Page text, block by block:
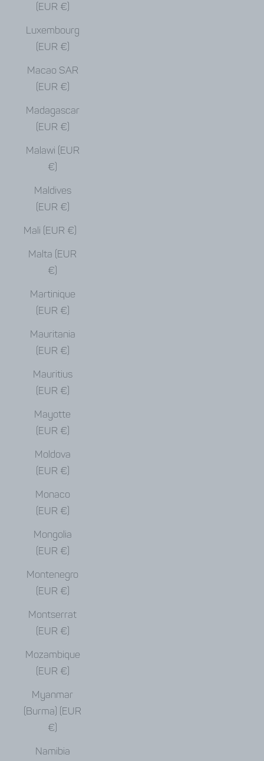
(EUR €)
Luxembourg
(EUR €)
Macao SAR
(EUR €)
Madagascar
(EUR €)
Malawi (EUR
€)
Maldives
(EUR €)
Mali (EUR €)
Malta (EUR
€)
Martinique
(EUR €)
Mauritania
(EUR €)
Mauritius
(EUR €)
Mayotte
(EUR €)
Moldova
(EUR €)
Monaco
(EUR €)
Mongolia
(EUR €)
Montenegro
(EUR €)
Montserrat
(EUR €)
Mozambique
(EUR €)
Myanmar
(Burma) (EUR
€)
Namibia